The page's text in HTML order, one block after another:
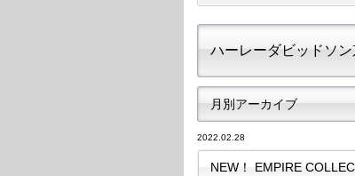
ハーレーダビッドソ
月別アーカイブ
2022.02.28
NEW！ EMPIRE